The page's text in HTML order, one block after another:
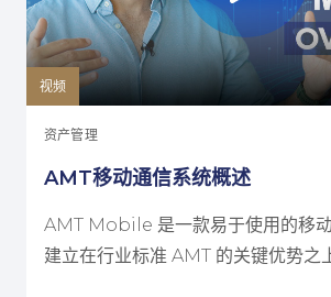
视频
资产管理
AMT移动通信系统概述
AMT Mobile 是一款易于使用的移
建立在行业标准 AMT 的关键优势之